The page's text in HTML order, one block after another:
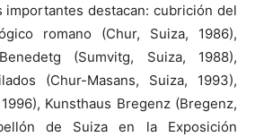
importantes destacan: cubrición del
romano (Chur, Suiza, 1986),
(Sumvitg, Suiza, 1988),
(Chur-Masans, Suiza, 1993),
Kunsthaus Bregenz (Bregenz,
de Suiza en la Exposición